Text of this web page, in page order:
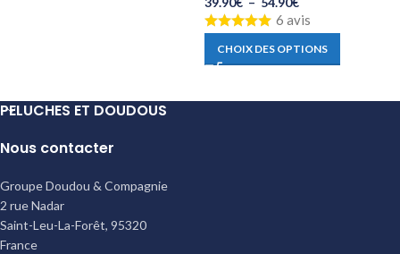
6 avis
CHOIX DES OPTIONS
PELUCHES ET DOUDOUS
Nous contacter
Groupe Doudou & Compagnie
2 rue Nadar
Saint-Leu-La-Forêt, 95320
France